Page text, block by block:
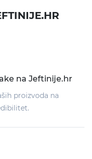
na Jeftinije.hr
proizvoda na